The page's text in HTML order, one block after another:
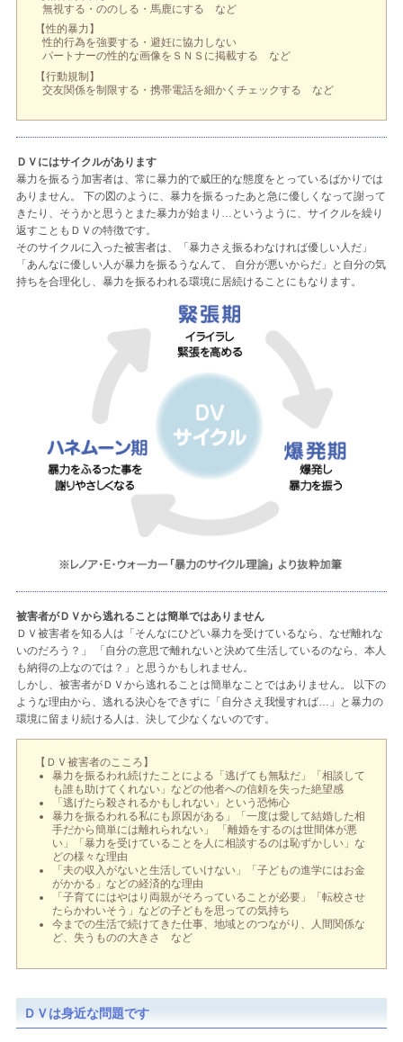
無視する・ののしる・馬鹿にする など
【性的暴力】
性的行為を強要する・避妊に協力しない
パートナーの性的な画像をＳＮＳに掲載する など
【行動規制】
交友関係を制限する・携帯電話を細かくチェックする など
ＤＶにはサイクルがあります
暴力を振るう加害者は、常に暴力的で威圧的な態度をとっているばかりでは
ありません。 下の図のように、暴力を振るったあと急に優しくなって謝って
きたり、そうかと思うとまた暴力が始まり…というように、サイクルを繰り
返すこともＤＶの特徴です。
そのサイクルに入った被害者は、「暴力さえ振るわなければ優しい人だ」
「あんなに優しい人が暴力を振るうなんて、 自分が悪いからだ」と自分の気
持ちを合理化し、暴力を振るわれる環境に居続けることにもなります。
被害者がＤＶから逃れることは簡単ではありません
ＤＶ被害者を知る人は「そんなにひどい暴力を受けているなら、なぜ離れな
いのだろう？」 「自分の意思で離れないと決めて生活しているのなら、本人
も納得の上なのでは？」と思うかもしれません。
しかし、被害者がＤＶから逃れることは簡単なことではありません。 以下の
ような理由から、逃れる決心をできずに「自分さえ我慢すれば…」と暴力の
環境に留まり続ける人は、決して少なくないのです。
【ＤＶ被害者のこころ】
暴力を振るわれ続けたことによる「逃げても無駄だ」「相談して
も誰も助けてくれない」などの他者への信頼を失った絶望感
「逃げたら殺されるかもしれない」という恐怖心
暴力を振るわれる私にも原因がある」「一度は愛して結婚した相
手だから簡単には離れられない」 「離婚をするのは世間体が悪
い」「暴力を受けていることを人に相談するのは恥ずかしい」な
どの様々な理由
「夫の収入がないと生活していけない」「子どもの進学にはお金
がかかる」などの経済的な理由
「子育てにはやはり両親がそろっていることが必要」「転校させ
たらかわいそう」などの子どもを思っての気持ち
今までの生活で続けてきた仕事、地域とのつながり、人間関係な
ど、失うものの大きさ など
ＤＶは身近な問題です